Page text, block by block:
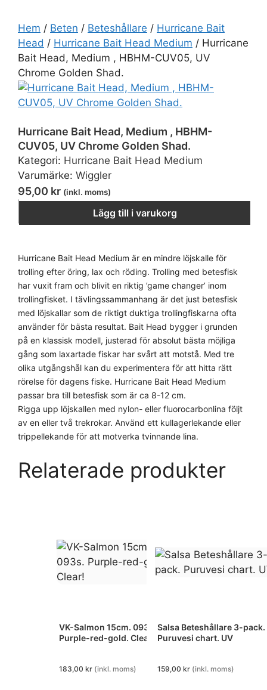
Hem / Beten / Beteshållare / Hurricane Bait
Head / Hurricane Bait Head Medium / Hurricane
Bait Head, Medium , HBHM-CUV05, UV
Chrome Golden Shad.
Hurricane Bait Head, Medium , HBHM-
CUV05, UV Chrome Golden Shad.
95,00 kr (inkl. moms)
Hurricane Bait Head, Medium , HBHM-CUV05, UV
Lägg till i varukorg
Kategori: Hurricane Bait Head Medium
Varumärke: Wiggler
Hurricane Bait Head Medium är en mindre löjskalle för
trolling efter öring, lax och röding. Trolling med betesfisk
har vuxit fram och blivit en riktig ’game changer’ inom
trollingfisket. I tävlingssammanhang är det just betesfisk
med löjskallar som de riktigt duktiga trollingfiskarna ofta
använder för bästa resultat. Bait Head bygger i grunden
på en klassisk modell, justerad för absolut bästa möjliga
gång som laxartade fiskar har svårt att motstå. Med tre
olika utgångshål kan du experimentera för att hitta rätt
rörelse för dagens fiske. Hurricane Bait Head Medium
passar bra till betesfisk som är ca 8-12 cm.
Rigga upp löjskallen med nylon- eller fluorocarbonlina följt
av en eller två trekrokar. Använd ett kullagerlekande eller
trippellekande för att motverka tvinnande lina.
Relaterade produkter
VK-Salmon 15cm. 093s.
Purple-red-gold. Clear!
183,00 kr (inkl. moms)
Salsa Beteshållare 3-pack.
Puruvesi chart. UV
159,00kr (inkl. moms)